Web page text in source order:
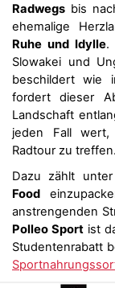
Radwegs bis
ehemalige
Ruhe und Idylle.
Slowakei und
beschildert wie
fordert dieser
Landschaft
jeden Fall
Radtour zu treffen.
Dazu zählt
Food
anstrengenden
Polleo Sportist
Studentenrabatt